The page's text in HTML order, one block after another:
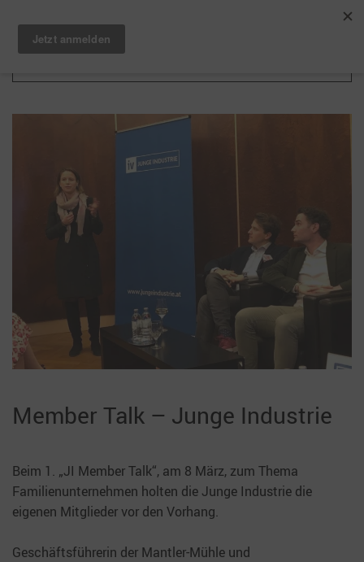
Zum Hauptinhalt springen
Member Talk – Junge Industrie
Beim 1. „JI Member Talk“, am 8 März, zum Thema
Familienunternehmen holten die Junge Industrie die
eigenen Mitglieder vor den Vorhang.
Geschäftsführerin der Mantler-Mühle und